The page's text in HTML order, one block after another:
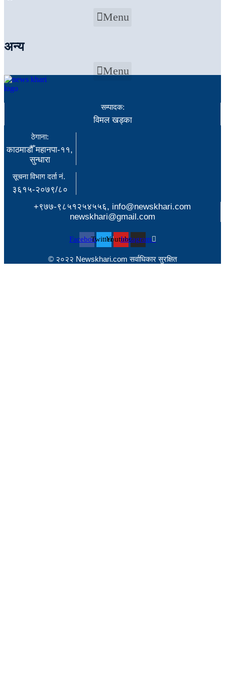
Menu
अन्य
Menu
सम्पादक:
विमल खड्का
ठेगाना:
काठमाडौँ महानपा-११,
सुन्धारा
सूचना विभाग दर्ता नं.
३६१५-२०७९/८०
+९७७-९८५१२५४५५६, info@newskhari.com
newskhari@gmail.com
FacebookTwitterYoutubeInstagram
© २०२२ Newskhari.com सर्वाधिकार सुरक्षित